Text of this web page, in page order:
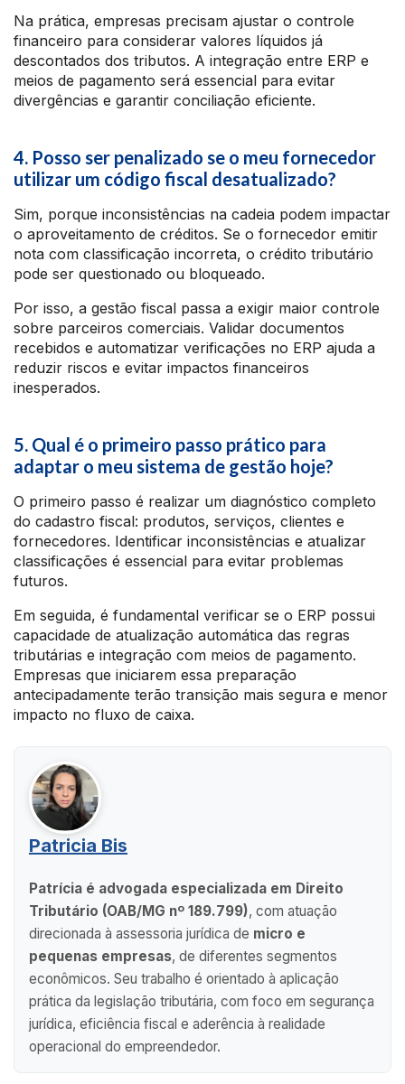
Na prática, empresas precisam ajustar o controle
financeiro para considerar valores líquidos já
descontados dos tributos. A integração entre ERP e
meios de pagamento será essencial para evitar
divergências e garantir conciliação eficiente.
4. Posso ser penalizado se o meu fornecedor
utilizar um código fiscal desatualizado?
Sim, porque inconsistências na cadeia podem impactar
o aproveitamento de créditos. Se o fornecedor emitir
nota com classificação incorreta, o crédito tributário
pode ser questionado ou bloqueado.
Por isso, a gestão fiscal passa a exigir maior controle
sobre parceiros comerciais. Validar documentos
recebidos e automatizar verificações no ERP ajuda a
reduzir riscos e evitar impactos financeiros
inesperados.
5. Qual é o primeiro passo prático para
adaptar o meu sistema de gestão hoje?
O primeiro passo é realizar um diagnóstico completo
do cadastro fiscal: produtos, serviços, clientes e
fornecedores. Identificar inconsistências e atualizar
classificações é essencial para evitar problemas
futuros.
Em seguida, é fundamental verificar se o ERP possui
capacidade de atualização automática das regras
tributárias e integração com meios de pagamento.
Empresas que iniciarem essa preparação
antecipadamente terão transição mais segura e menor
impacto no fluxo de caixa.
Patricia Bis
Patrícia é advogada especializada em Direito
Tributário (OAB/MG nº 189.799), com atuação
direcionada à assessoria jurídica de micro e
pequenas empresas, de diferentes segmentos
econômicos. Seu trabalho é orientado à aplicação
prática da legislação tributária, com foco em segurança
jurídica, eficiência fiscal e aderência à realidade
operacional do empreendedor.